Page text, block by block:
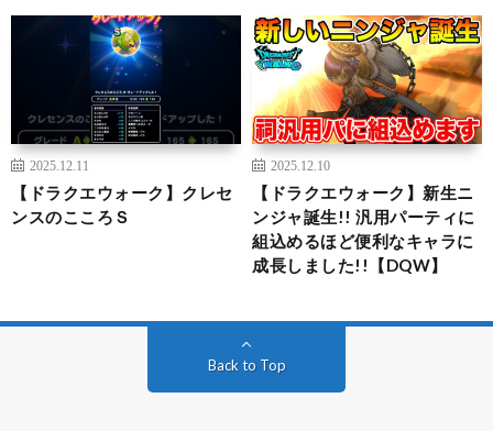
2025.12.11
【ドラクエウォーク】クレセ
ンスのこころＳ
2025.12.10
【ドラクエウォーク】新生ニ
ンジャ誕生!! 汎用パーティに
組込めるほど便利なキャラに
成長しました!!【DQW】
Back to Top